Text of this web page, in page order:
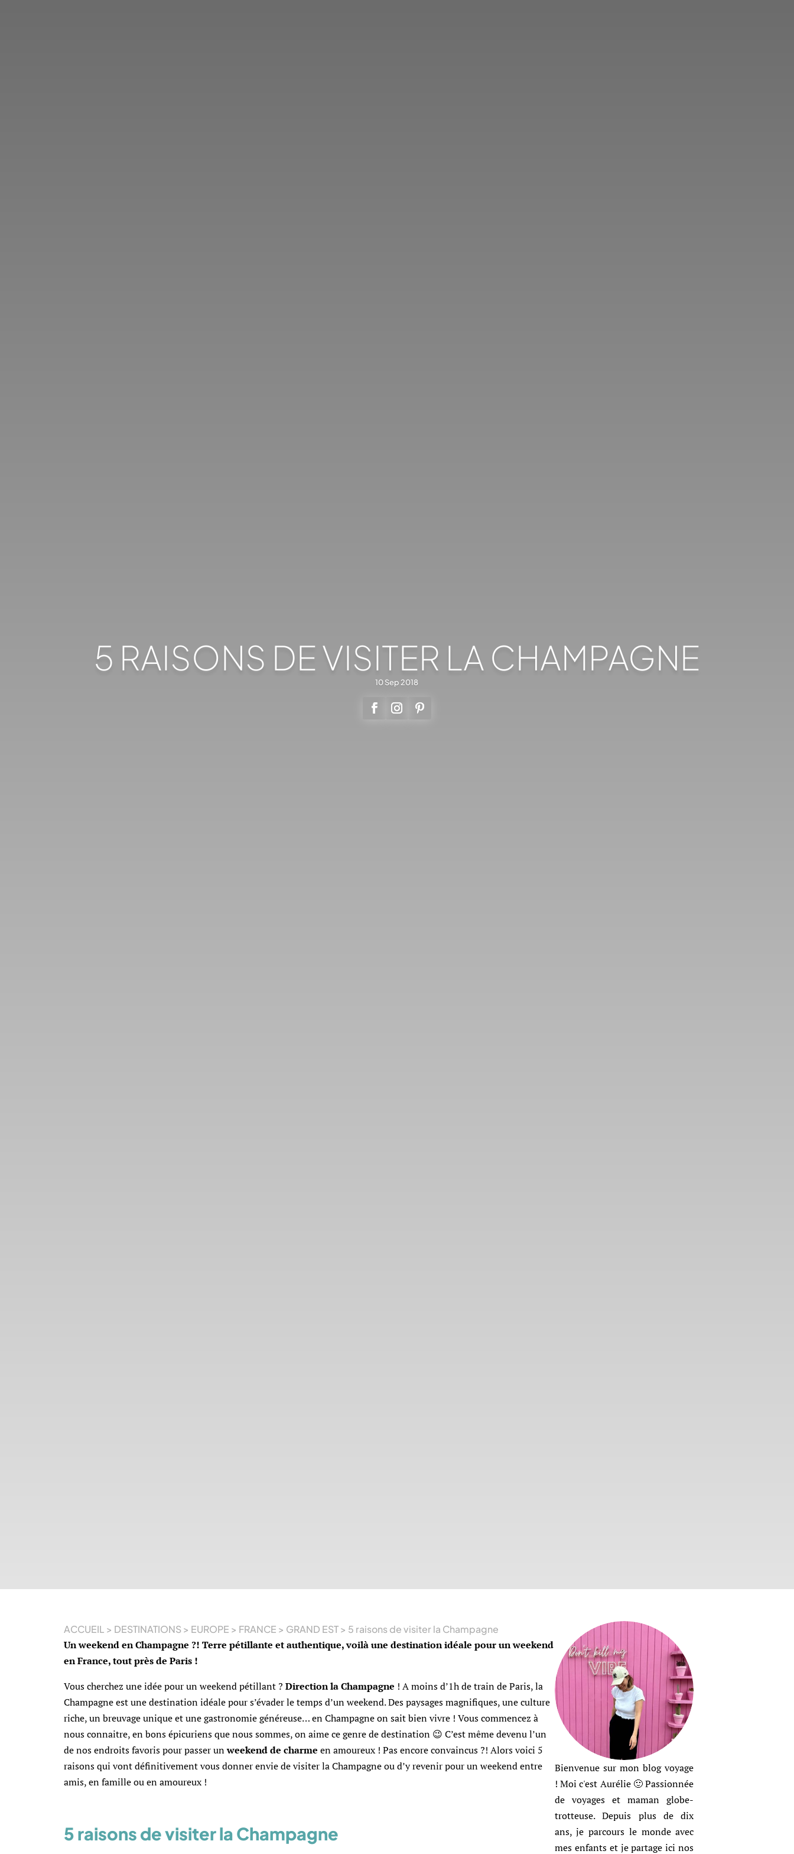
5 RAISONS DE VISITER LA CHAMPAGNE
10 Sep 2018
ACCUEIL > DESTINATIONS> EUROPE > FRANCE > GRAND EST> 5 raisons de visiter la Champagne
Un weekend en Champagne ?! Terre pétillante et authentique, voilà une destination idéale pour un weekend
en France, tout près de Paris !
Vous cherchez une idée pour un weekend pétillant ? Direction la Champagne ! A moins d’1h de train de Paris, la
Champagne est une destination idéale pour s’évader le temps d’un weekend. Des paysages magnifiques, une culture
riche, un breuvage unique et une gastronomie généreuse… en Champagne on sait bien vivre ! Vous commencez à
nous connaitre, en bons épicuriens que nous sommes, on aime ce genre de destination 😉 C’est même devenu l’un
de nos endroits favoris pour passer unweekend de charme en amoureux ! Pas encore convaincus ?! Alors voici 5
raisons qui vont définitivement vous donner envie de visiter la Champagne ou d’y revenir pour un weekend entre
amis, en famille ou en amoureux !
5 raisons de visiter la Champagne
Bienvenue sur mon blog voyage
! Moi c'est Aurélie 🙂 Passionnée
de voyages et maman globe-
trotteuse. Depuis plus de dix
ans, je parcours le monde avec
mes enfants et je partage ici nos